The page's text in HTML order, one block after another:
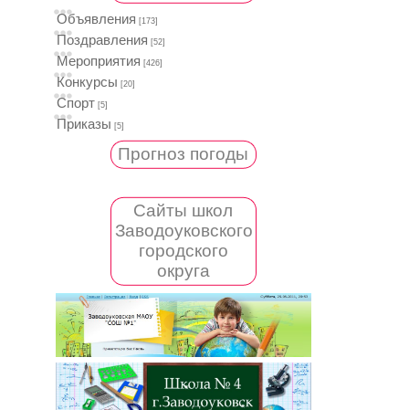
Объявления [173]
Поздравления [52]
Мероприятия [426]
Конкурсы [20]
Спорт [5]
Приказы [5]
Прогноз погоды
Сайты школ
Заводоуковского
городского
округа